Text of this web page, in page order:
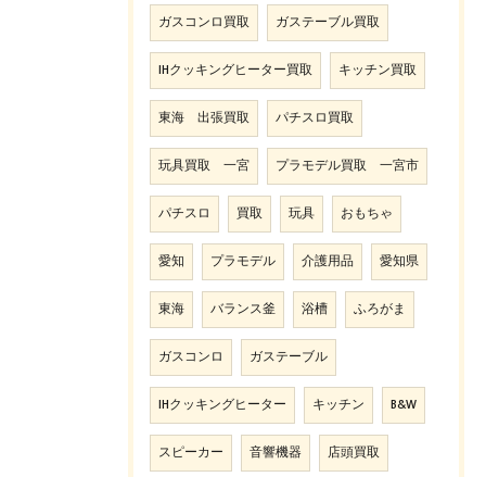
ガスコンロ買取 ガステーブル買取
IHクッキングヒーター買取 キッチン買取
東海 出張買取 パチスロ買取
玩具買取 一宮 プラモデル買取 一宮市
パチスロ 買取 玩具 おもちゃ
愛知 プラモデル 介護用品 愛知県
東海 バランス釜 浴槽 ふろがま
ガスコンロ ガステーブル
IHクッキングヒーター キッチン B&W
スピーカー 音響機器 店頭買取